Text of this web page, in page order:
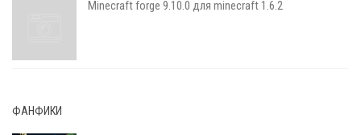
Minecraft forge 9.10.0 для minecraft 1.6.2
ФАНФИКИ